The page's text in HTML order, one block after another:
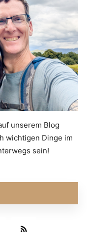
unserem Blog
wichtigen Dinge im
sein!